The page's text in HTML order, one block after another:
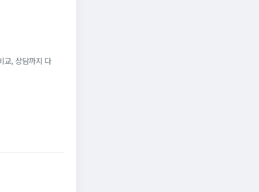
교, 상담까지 다